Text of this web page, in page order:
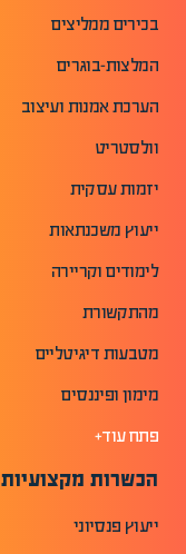
בכירים ממליצים
המלצות-בוגרים
הערכת אמנות ועיצוב
וולסטריט
יזמות עסקית
ייעוץ משכנתאות
לימודים וקריירה
מהתקשורת
מטבעות דיגיטליים
מימון ופיננסים
פתח עוד+
הכשרות מקצועיות
ייעוץ פנסיוני